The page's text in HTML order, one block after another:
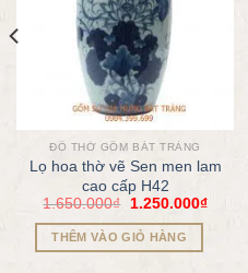
ĐỒ THỜ GỐM BÁT TRÀNG
Lọ hoa thờ vẽ Sen men lam
cao cấp H42
1.650.000₫ 1.250.000₫
THÊM VÀO GIỎ HÀNG